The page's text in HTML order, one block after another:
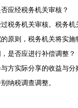
应经税务机关审核？
务机关审核。税务机
原则，税务机关将实
是否应进行补偿调整？
实际分享的收益与分
纳税调查调整。